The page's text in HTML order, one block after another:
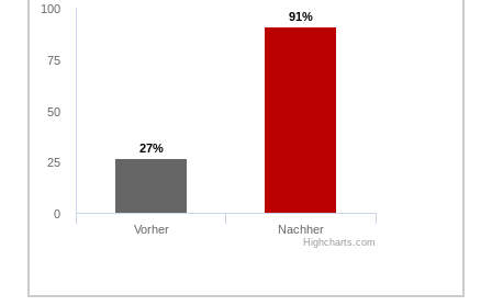
27%
27%
91%
91%
Vorher Nachher
0
25
50
75
100
Highcharts.com